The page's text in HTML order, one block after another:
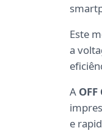
Este
a
A OFF
e